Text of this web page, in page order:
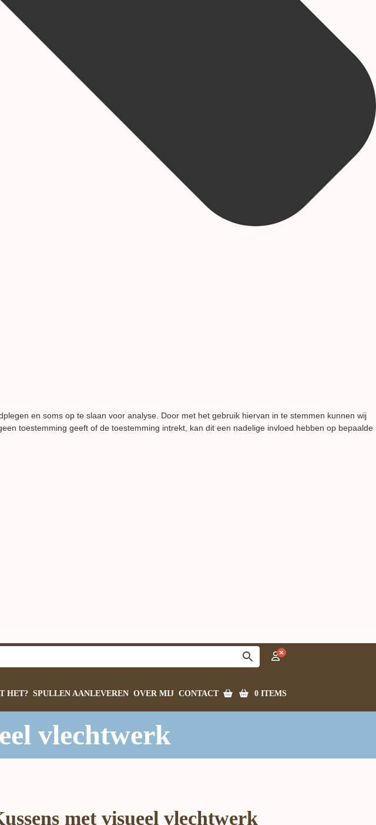
en soms op te slaan voor analyse. Door met het gebruik hiervan in te stemmen kunnen wij
toestemming geeft of de toestemming intrekt, kan dit een nadelige invloed hebben op bepaalde
HET? SPULLEN AANLEVEREN OVER MIJ CONTACT 0 ITEMS
vlechtwerk
met visueel vlechtwerk